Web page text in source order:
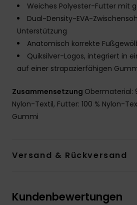
Weiches Polyester-Futter mit
Dual-Density-EVA-
Unterstützung
Anatomisch korrekte
Quiksilver-Logos, integriert in
auf einer strapazierfähigen
Zusammensetzung Obermaterial:
Nylon-Textil, Futter: 100 % Nylon-
Gummi
Versand & Rückversand
Kundenbewertungen